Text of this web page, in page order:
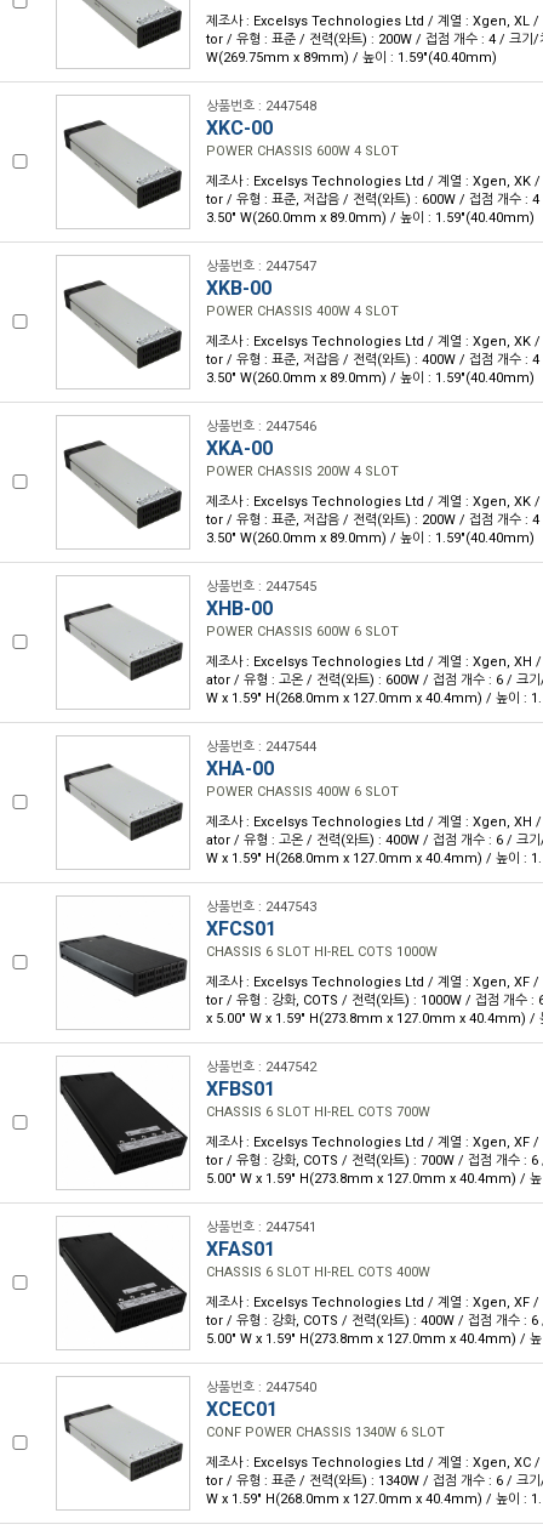
제조사 : Excelsys Technologies Ltd / 계열 : Xgen, XL /
tor / 유형 : 표준 / 전력(와트) : 200W / 접점 개수 : 4 / 크기/
W(269.75mm x 89mm) / 높이 : 1.59"(40.40mm)
상품번호 : 2447548
XKC-00
POWER CHASSIS 600W 4 SLOT
제조사 : Excelsys Technologies Ltd / 계열 : Xgen, XK /
tor / 유형 : 표준, 저잡음 / 전력(와트) : 600W / 접점 개수 :
3.50" W(260.0mm x 89.0mm) / 높이 : 1.59"(40.40mm)
상품번호 : 2447547
XKB-00
POWER CHASSIS 400W 4 SLOT
제조사 : Excelsys Technologies Ltd / 계열 : Xgen, XK /
tor / 유형 : 표준, 저잡음 / 전력(와트) : 400W / 접점 개수 :
3.50" W(260.0mm x 89.0mm) / 높이 : 1.59"(40.40mm)
상품번호 : 2447546
XKA-00
POWER CHASSIS 200W 4 SLOT
제조사 : Excelsys Technologies Ltd / 계열 : Xgen, XK /
tor / 유형 : 표준, 저잡음 / 전력(와트) : 200W / 접점 개수 :
3.50" W(260.0mm x 89.0mm) / 높이 : 1.59"(40.40mm)
상품번호 : 2447545
XHB-00
POWER CHASSIS 600W 6 SLOT
제조사 : Excelsys Technologies Ltd / 계열 : Xgen, XH /
ator / 유형 : 고온 / 전력(와트) : 600W / 접점 개수 : 6 / 크
W x 1.59" H(268.0mm x 127.0mm x 40.4mm) / 높이 :
상품번호 : 2447544
XHA-00
POWER CHASSIS 400W 6 SLOT
제조사 : Excelsys Technologies Ltd / 계열 : Xgen, XH /
ator / 유형 : 고온 / 전력(와트) : 400W / 접점 개수 : 6 / 크
W x 1.59" H(268.0mm x 127.0mm x 40.4mm) / 높이 :
상품번호 : 2447543
XFCS01
CHASSIS 6 SLOT HI-REL COTS 1000W
제조사 : Excelsys Technologies Ltd / 계열 : Xgen, XF /
tor / 유형 : 강화, COTS / 전력(와트) : 1000W / 접점 개수 :
x 5.00" W x 1.59" H(273.8mm x 127.0mm x 40.4mm) /
상품번호 : 2447542
XFBS01
CHASSIS 6 SLOT HI-REL COTS 700W
제조사 : Excelsys Technologies Ltd / 계열 : Xgen, XF /
tor / 유형 : 강화, COTS / 전력(와트) : 700W / 접점 개수 :
5.00" W x 1.59" H(273.8mm x 127.0mm x 40.4mm) /
상품번호 : 2447541
XFAS01
CHASSIS 6 SLOT HI-REL COTS 400W
제조사 : Excelsys Technologies Ltd / 계열 : Xgen, XF /
tor / 유형 : 강화, COTS / 전력(와트) : 400W / 접점 개수 :
5.00" W x 1.59" H(273.8mm x 127.0mm x 40.4mm) /
상품번호 : 2447540
XCEC01
CONF POWER CHASSIS 1340W 6 SLOT
제조사 : Excelsys Technologies Ltd / 계열 : Xgen, XC /
tor / 유형 : 표준 / 전력(와트) : 1340W / 접점 개수 : 6 / 크
W x 1.59" H(268.0mm x 127.0mm x 40.4mm) / 높이 :